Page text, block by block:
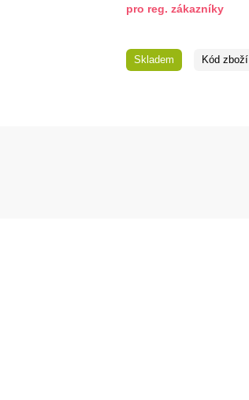
pro reg. zákazníky
Skladem Kód zboží